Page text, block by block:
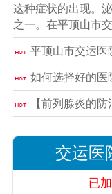
这种症状的出现。
之一。在平顶山市
平顶山市交运医
如何选择好的医
【前列腺炎的
交运医
已